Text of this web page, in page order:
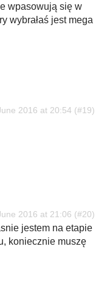
wpasowują się w
wybrałaś jest mega
2016 at 20:54
2016 at 21:06
jestem na etapie
koniecznie muszę